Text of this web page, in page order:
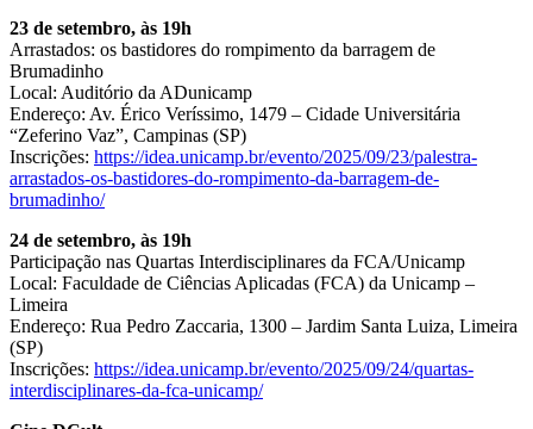
23 de setembro, às 19h
Arrastados: os bastidores do rompimento da barragem de
Brumadinho
Local: Auditório da ADunicamp
Endereço: Av. Érico Veríssimo, 1479 – Cidade Universitária
“Zeferino Vaz”, Campinas (SP)
Inscrições: https://idea.unicamp.br/evento/2025/09/23/palestra-
arrastados-os-bastidores-do-rompimento-da-barragem-de-
brumadinho/
24 de setembro, às 19h
Participação nas Quartas Interdisciplinares da FCA/Unicamp
Local: Faculdade de Ciências Aplicadas (FCA) da Unicamp –
Limeira
Endereço: Rua Pedro Zaccaria, 1300 – Jardim Santa Luiza, Limeira
(SP)
Inscrições: https://idea.unicamp.br/evento/2025/09/24/quartas-
interdisciplinares-da-fca-unicamp/